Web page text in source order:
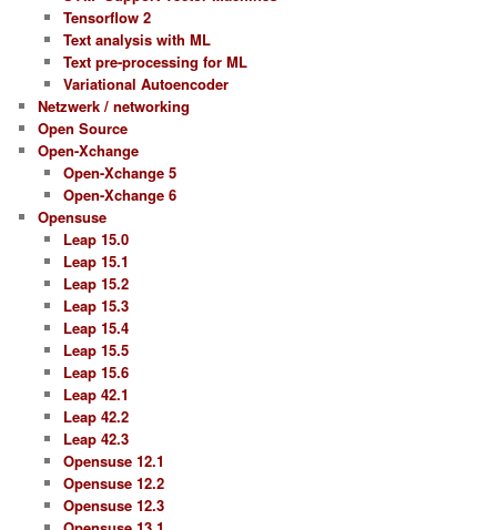
Tensorflow 2
Text analysis with ML
Text pre-processing for ML
Variational Autoencoder
Netzwerk / networking
Open Source
Open-Xchange
Open-Xchange 5
Open-Xchange 6
Opensuse
Leap 15.0
Leap 15.1
Leap 15.2
Leap 15.3
Leap 15.4
Leap 15.5
Leap 15.6
Leap 42.1
Leap 42.2
Leap 42.3
Opensuse 12.1
Opensuse 12.2
Opensuse 12.3